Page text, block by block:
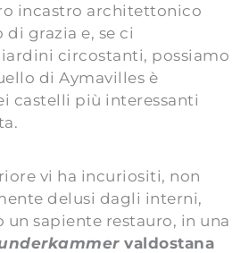
incastro architettonico
grazia e, se ci
circostanti, possiamo
di Aymavilles è
castelli più interessanti
vi ha incuriositi, non
delusi dagli interni,
sapiente restauro, in una
valdostana